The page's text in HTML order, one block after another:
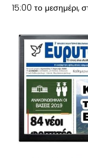
15:00 το μεσημέρι,